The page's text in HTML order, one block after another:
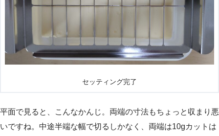
セッティング完了
平面で見ると、こんなかんじ。両端の寸法もちょっと収まり悪
いですね。中途半端な幅で切るしかなく、両端は10gカットは